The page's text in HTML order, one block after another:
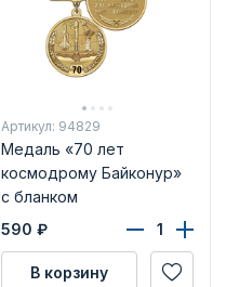
Артикул: 94829
Медаль «70 лет
космодрому Байконур»
с бланком
удостоверения
590 ₽
В корзину